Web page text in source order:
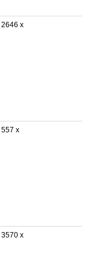
2646 x
557 x
3570 x